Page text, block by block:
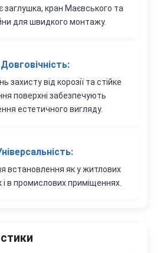
заглушка, кран Маєвського та
для швидкого монтажу.
Довговічність:
захисту від корозії та стійке
поверхні забезпечують
естетичного вигляду.
встановлення як у житлових
і в промислових приміщеннях.